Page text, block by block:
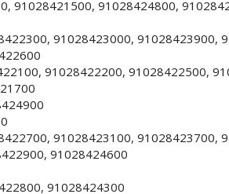
91028421500, 91028424800,
91028423000, 91028423900,
91028422200, 91028422500,
91028423100, 91028423700,
91028424600
91028424300